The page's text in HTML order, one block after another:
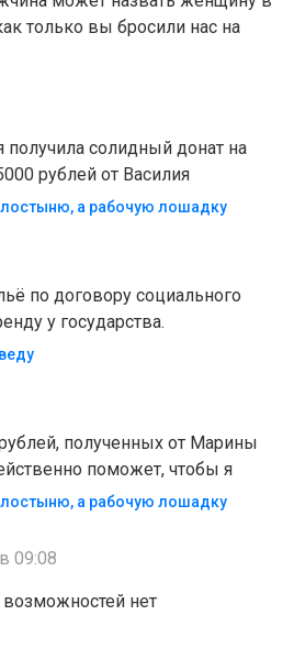
только вы бросили нас на
получила солидный донат на
рублей от Василия
а рабочую лошадку
по договору социального
у государства.
полученных от Марины
поможет, чтобы я
а рабочую лошадку
09:08
возможностей нет